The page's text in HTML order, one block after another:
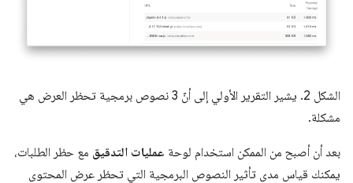
الشكل 2. يشير التقرير الأولي إلى أنّ 3 نصوص برمجية تحظر العرض هي
مشكلة.
بعد أن أصبح من الممكن استخدام لوحة عمليات التدقيق مع حظر الطلبات،
يمكنك قياس مدى تأثير النصوص البرمجية التي تحظر عرض المحتوى